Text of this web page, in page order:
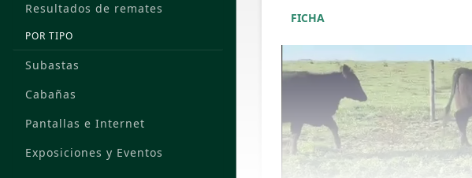
Resultados de remates
POR TIPO
Subastas
Cabañas
Pantallas e Internet
Exposiciones y Eventos
FICHA